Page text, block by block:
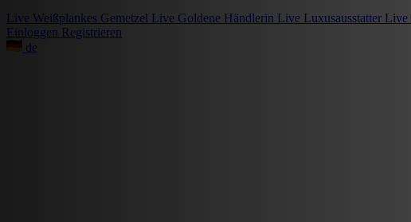
Live Weißplankes Gemetzel Live Goldene Händlerin Live Luxusausstatter Live
Einloggen Registrieren
de